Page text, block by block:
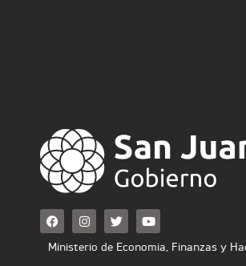
F
a
c
e
I
n
s
t
T
w
i
t
Y
o
u
t
Ministerio de Economia, Finanzas y